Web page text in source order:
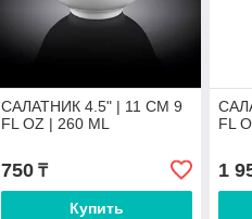
САЛАТНИК 4.5" | 11 CM 9
FL OZ | 260 ML
750₸
Купить
FL
1